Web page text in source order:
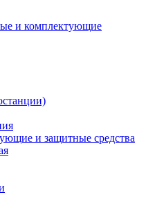
и комплектующие
и защитные средства